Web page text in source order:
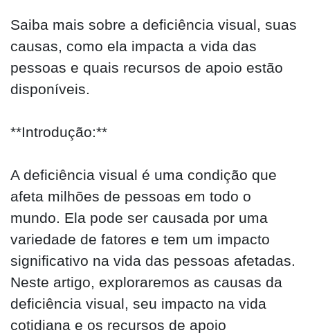
Saiba mais sobre a deficiência visual, suas
causas, como ela impacta a vida das
pessoas e quais recursos de apoio estão
disponíveis.
**Introdução:**
A deficiência visual é uma condição que
afeta milhões de pessoas em todo o
mundo. Ela pode ser causada por uma
variedade de fatores e tem um impacto
significativo na vida das pessoas afetadas.
Neste artigo, exploraremos as causas da
deficiência visual, seu impacto na vida
cotidiana e os recursos de apoio